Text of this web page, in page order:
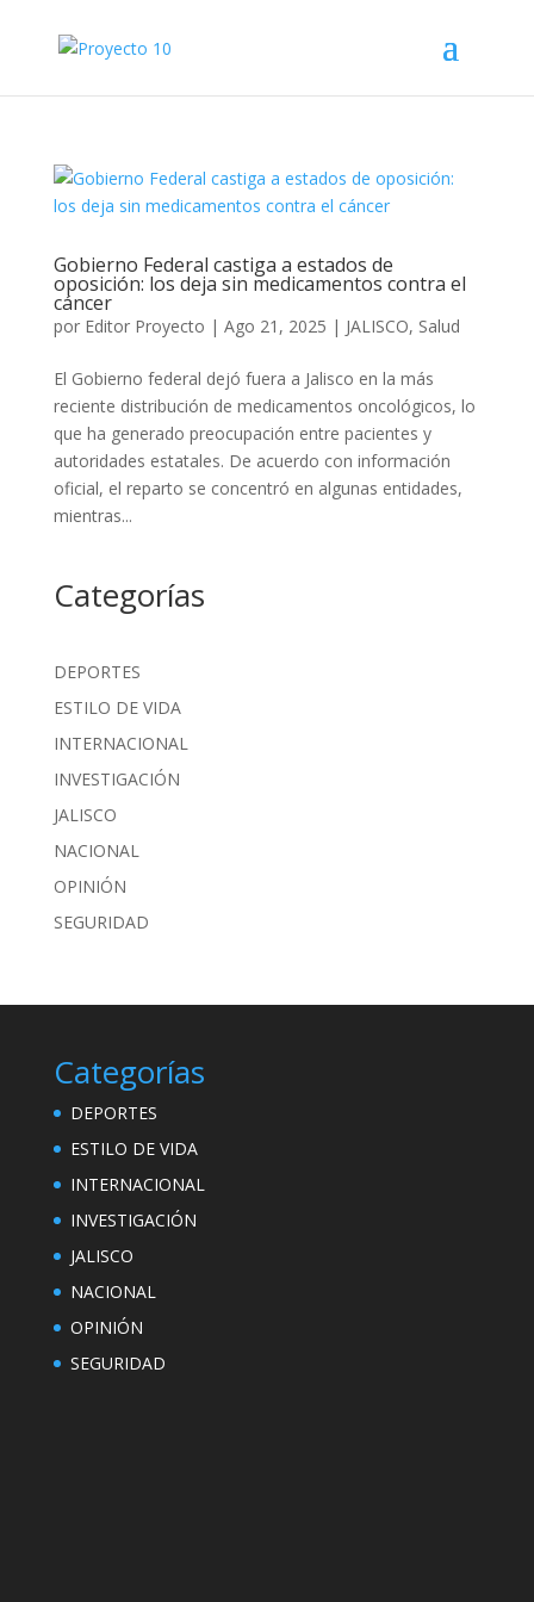
Gobierno Federal castiga a estados de
oposición: los deja sin medicamentos contra el
cáncer
por Editor Proyecto | Ago 21, 2025 | JALISCO, Salud
El Gobierno federal dejó fuera a Jalisco en la más
reciente distribución de medicamentos oncológicos, lo
que ha generado preocupación entre pacientes y
autoridades estatales. De acuerdo con información
oficial, el reparto se concentró en algunas entidades,
mientras...
Categorías
DEPORTES
ESTILO DE VIDA
INTERNACIONAL
INVESTIGACIÓN
JALISCO
NACIONAL
OPINIÓN
SEGURIDAD
Categorías
DEPORTES
ESTILO DE VIDA
INTERNACIONAL
INVESTIGACIÓN
JALISCO
NACIONAL
OPINIÓN
SEGURIDAD